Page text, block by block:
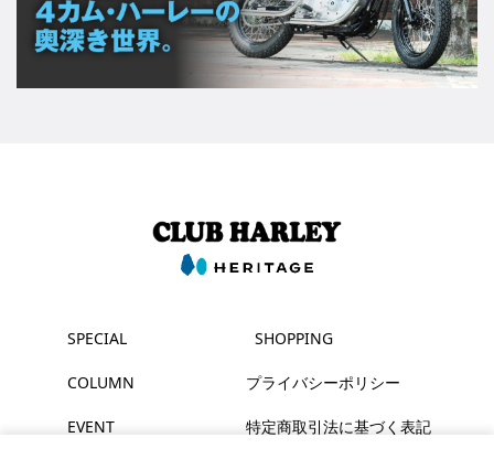
SPECIAL
COLUMN
EVENT
SHOPPING
プライバシーポリシー
特定商取引法に基づく表記